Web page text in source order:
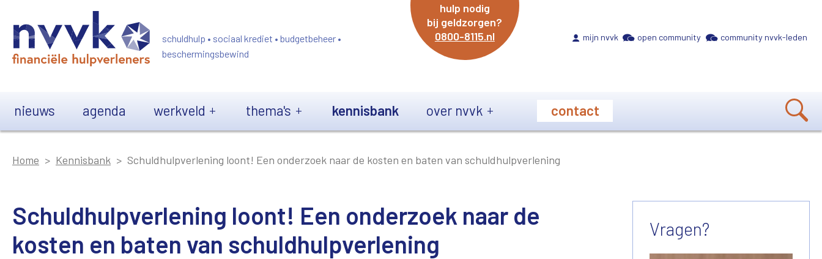
schuldhulp • sociaal krediet • budgetbeheer •
beschermingsbewind
hulp nodig
bij geldzorgen?
0800-8115.nl
mijn nvvk open community community nvvk-leden
nieuws agenda werkveld thema's kennisbank over nvvk contact
Home Kennisbank Schuldhulpverlening loont! Een onderzoek naar de kosten en baten van schuldhulpverlening
Schuldhulpverlening loont! Een onderzoek naar de
kosten en baten van schuldhulpverlening
Vragen?